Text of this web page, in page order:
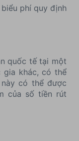
phí quy định
quốc tế tại một
gia khác, có thể
có thể được
của số tiền rút